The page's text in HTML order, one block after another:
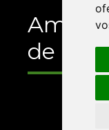
Amb el
de